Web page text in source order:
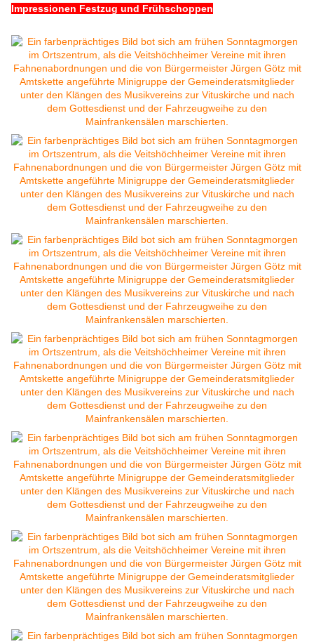
Impressionen Festzug und Frühschoppen